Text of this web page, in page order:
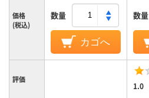
価格
(税込)
数量
カゴへ
数量
評価
1.0